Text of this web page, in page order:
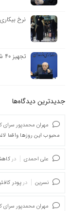
نرخ
تجهیز ۴۰ شهرداری مازندران به خودروی واناپلاس
جدیدترین دیدگاه‌‌ها
مهران محمدپور سرای
محبوب این روزها واقعا
علی احمدی در
نسرین در پودر
مهران محمدپور سرای